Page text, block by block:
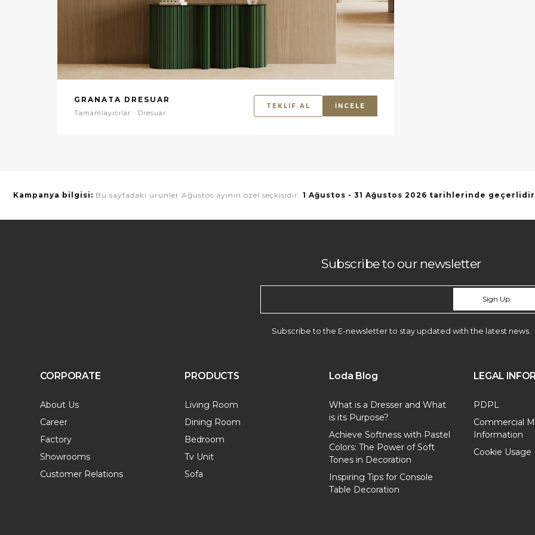
GRANATA DRESUAR
Tamamlayıcılar · Dresuar
TEKLIF AL İNCELE
Kampanya bilgisi: Bu sayfadaki ürünler Ağustos ayının özel seçkisidir. 1 Ağustos - 31 Ağustos 2026 tarihlerinde
Subscribe to our newsletter
Sign Up
Subscribe to the E-newsletter to stay updated with the latest news.
CORPORATE
About Us
Career
Factory
Showrooms
Customer Relations
PRODUCTS
Living Room
Dining Room
Bedroom
Tv Unit
Sofa
Loda Blog
What is a Dresser and What
is its Purpose?
Achieve Softness with Pastel
Colors: The Power of Soft
Tones in Decoration
Inspiring Tips for Console
Table Decoration
LEGAL
PDPL
Commercial
Information
Cookie Usage